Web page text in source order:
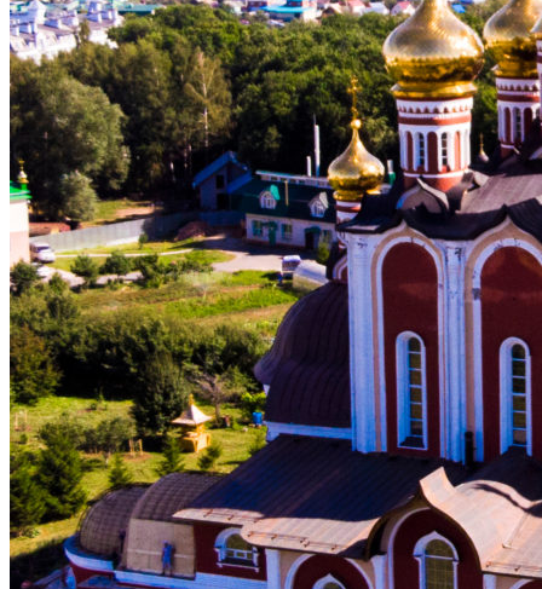
ДЕЯТЕЛЬНОСТЬ ХРАМА
ВОСКРЕСНАЯ ШКОЛА
МОЛОДЕЖНЫЙ КЛУБ «КОРАБЛЬ ВЕРЫ»
МОЛОДЕЖНЫЙ КЛУБ «ФАВОР»
«ПРАВОСЛАВНЫЕ БЕСЕДЫ»
БИБЛИОТЕКА
ОГЛАСИТЕЛЬНЫЕ БЕСЕДЫ
ЦЕНТР ГУМАНИТАРНОЙ ПОМОЩИ
НАРОДНЫЕ КОРМИЛЬЦЫ
РАСПИСАНИЕ БОГОСЛУЖЕНИЙ
ПАЛОМНИКАМ
РОСПИСЬ ХРАМА НОВОМУЧЕНИКОВ И